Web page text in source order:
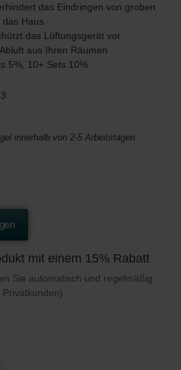
das Eindringen von groben
Haus
das Lüftungsgerät vor
aus Ihren Räumen
5%, 10+ Sets 10%
innerhalb von 2-5 Arbeitstagen
mit einem 15% Rabatt
Sie automatisch und regelmäßig